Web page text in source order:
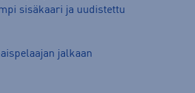
sisäkaari ja uudistettu
jalkaan